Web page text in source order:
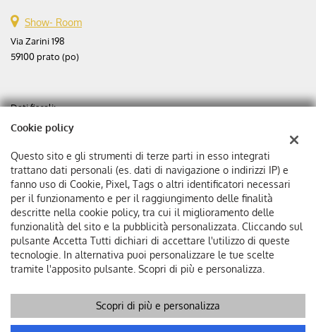
Show- Room
Via Zarini 198
59100 prato (po)
Dati fiscali:
Aste automobili srl
C.F/P.IVA:02365630975
Registro delle imprese:PO
Capitale sociale: €25000 i.v.
Ditta individuale
Copyright © 2026 GestionaleAuto.com S.r.l., Tutti i diritti riservati-Leggi
Cookie policy
Questo sito e gli strumenti di terze parti in esso integrati
trattano dati personali (es. dati di navigazione o indirizzi IP) e
fanno uso di Cookie, Pixel, Tags o altri identificatori necessari
per il funzionamento e per il raggiungimento delle finalità
descritte nella cookie policy, tra cui il miglioramento delle
funzionalità del sito e la pubblicità personalizzata. Cliccando sul
pulsante Accetta Tutti dichiari di accettare l'utilizzo di queste
tecnologie. In alternativa puoi personalizzare le tue scelte
tramite l'apposito pulsante. Scopri di più e personalizza.
Scopri di più e personalizza